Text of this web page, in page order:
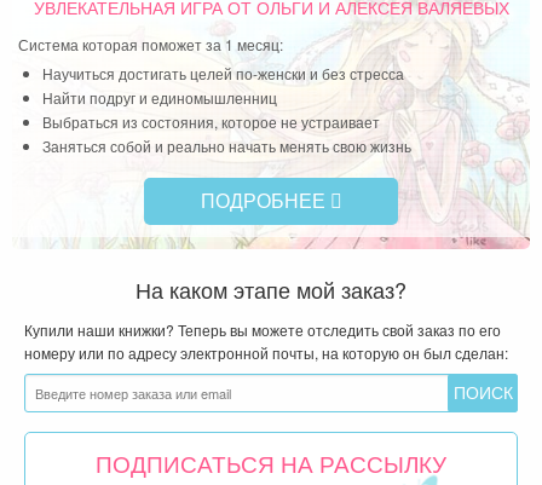
УВЛЕКАТЕЛЬНАЯ ИГРАОТ ОЛЬГИ И АЛЕКСЕЯ ВАЛЯЕВЫХ
Система которая поможет за 1 месяц:
Научиться достигать целей по-женски и без стресса
Найти подруг и единомышленниц
Выбраться из состояния, которое не устраивает
Заняться собой и реально начать менять свою жизнь
ПОДРОБНЕЕ
На каком этапе мой заказ?
Купили наши книжки? Теперь вы можете отследить свой заказ по его
номеру или по адресу электронной почты, на которую он был сделан:
ПОДПИСАТЬСЯ НА РАССЫЛКУ